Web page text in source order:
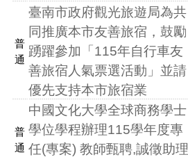
普
通
臺南市政府觀光旅遊局為共
同推廣本市友善旅宿，鼓勵
踴躍參加「115年自行車友
善旅宿人氣票選活動」並請
優先支持本市旅宿業
普
通
中國文化大學全球商務學士
學位學程辦理115學年度專
任(專案) 教師甄聘,誠徵助理